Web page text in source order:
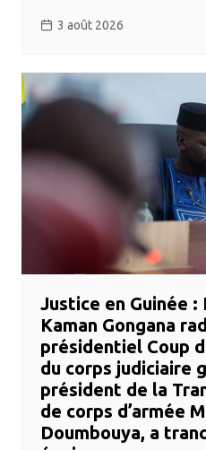
3 août 2026
​Justice en Guinée
Kaman Gongana
présidentiel ​Coup
du corps judiciaire
président de la
de corps d’armée
Doumbouya, a